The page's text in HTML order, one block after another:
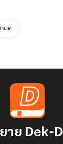
มด
าย Dek-D